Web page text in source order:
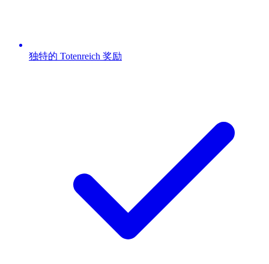
独特的 Totenreich 奖励